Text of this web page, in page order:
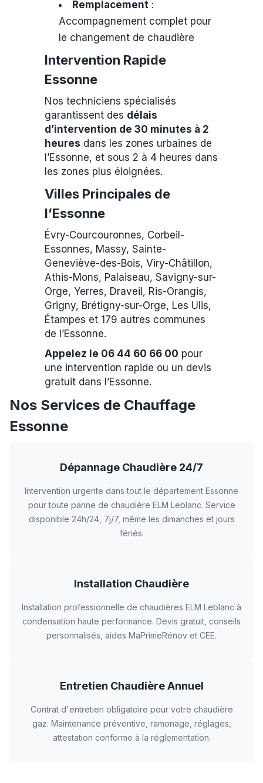
Remplacement :
Accompagnement complet pour
le changement de chaudière
Intervention Rapide
Essonne
Nos techniciens spécialisés
garantissent des délais
d’intervention de 30 minutes à 2
heures dans les zones urbaines de
l’Essonne, et sous 2 à 4 heures dans
les zones plus éloignées.
Villes Principales de
l’Essonne
Évry-Courcouronnes, Corbeil-
Essonnes, Massy, Sainte-
Geneviève-des-Bois, Viry-Châtillon,
Athis-Mons, Palaiseau, Savigny-sur-
Orge, Yerres, Draveil, Ris-Orangis,
Grigny, Brétigny-sur-Orge, Les Ulis,
Étampes et 179 autres communes
de l’Essonne.
Appelez le 06 44 60 66 00 pour
une intervention rapide ou un devis
gratuit dans l’Essonne.
Nos Services de Chauffage
Essonne
Dépannage Chaudière 24/7
Intervention urgente dans tout le département Essonne
pour toute panne de chaudière ELM Leblanc. Service
disponible 24h/24, 7j/7, même les dimanches et jours
fériés.
Installation Chaudière
Installation professionnelle de chaudières ELM Leblanc à
condensation haute performance. Devis gratuit, conseils
personnalisés, aides MaPrimeRénov et CEE.
Entretien Chaudière Annuel
Contrat d'entretien obligatoire pour votre chaudière
gaz. Maintenance préventive, ramonage, réglages,
attestation conforme à la réglementation.